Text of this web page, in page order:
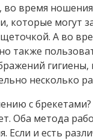
во время
которые могут
А во
также
несколько
с
Оба метода
Если и есть